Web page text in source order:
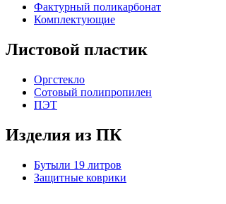
Фактурный поликарбонат
Комплектующие
Листовой пластик
Оргстекло
Cотовый полипропилен
ПЭТ
Изделия из ПК
Бутыли 19 литров
Защитные коврики